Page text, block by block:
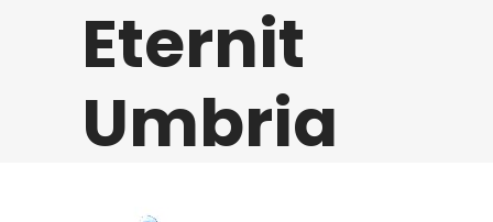
Eternit
Umbria